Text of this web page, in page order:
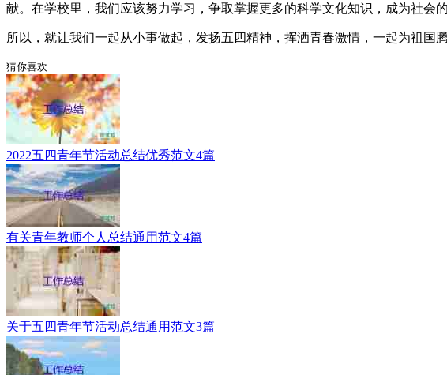
献。在学校里，我们应该努力学习，争取掌握更多的科学文化知识，成为社会
所以，就让我们一起从小事做起，发扬五四精神，挥洒青春激情，一起为祖
猜你喜欢
2022五四青年节活动总结优秀范文4篇
有关青年教师个人总结通用范文4篇
关于五四青年节活动总结通用范文3篇